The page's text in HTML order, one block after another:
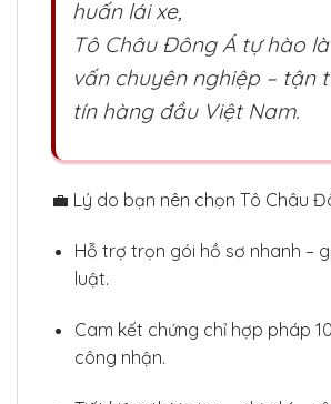
huấn lái xe,
Tô Châu Đông Á tự hào
vấn chuyên nghiệp – tận
tín hàng đầu Việt Nam.
💼 Lý do bạn nên chọn Tô Châu
Hỗ trợ trọn gói hồ sơ nhanh –
luật.
Cam kết chứng chỉ hợp pháp
công nhận.